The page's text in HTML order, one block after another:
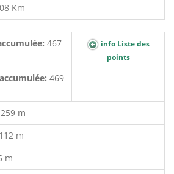
Km
467
info Liste des
points
469
259 m
112 m
m